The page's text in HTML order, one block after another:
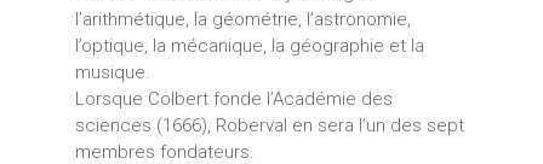
l’arithmétique, la géométrie, l’astronomie,
l’optique, la mécanique, la géographie et la
musique.
Lorsque Colbert fonde l’Académie des
sciences (1666), Roberval en sera l’un des sept
membres fondateurs.